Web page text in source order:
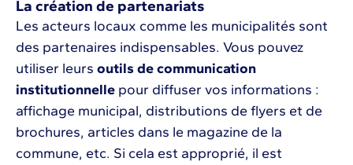
La création de partenariats
Les acteurs locaux comme les municipalités sont
des partenaires indispensables. Vous pouvez
utiliser leurs outils de communication
institutionnelle pour diffuser vos informations :
affichage municipal, distributions de flyers et de
brochures, articles dans le magazine de la
commune, etc. Si cela est approprié, il est